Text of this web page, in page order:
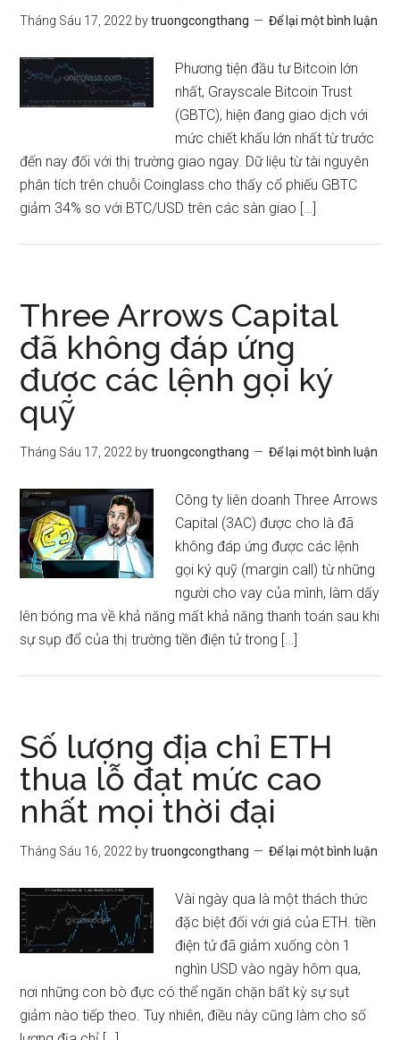
Tháng Sáu 17, 2022 bytruongcongthang Để lại một bình luận
Phương tiện đầu tư Bitcoin lớn
nhất, Grayscale Bitcoin Trust
(GBTC), hiện đang giao dịch với
mức chiết khấu lớn nhất từ ​​trước
đến nay đối với thị trường giao ngay. Dữ liệu từ tài nguyên
phân tích trên chuỗi Coinglass cho thấy cổ phiếu GBTC
giảm 34% so với BTC/USD trên các sàn giao […]
Three Arrows Capital
đã không đáp ứng
được các lệnh gọi ký
quỹ
Tháng Sáu 17, 2022 bytruongcongthang Để lại một bình luận
Công ty liên doanh Three Arrows
Capital (3AC) được cho là đã
không đáp ứng được các lệnh
gọi ký quỹ (margin call) từ những
người cho vay của mình, làm dấy
lên bóng ma về khả năng mất khả năng thanh toán sau khi
sự sụp đổ của thị trường tiền điện tử trong […]
Số lượng địa chỉ ETH
thua lỗ đạt mức cao
nhất mọi thời đại
Tháng Sáu 16, 2022 bytruongcongthang Để lại một bình luận
Vài ngày qua là một thách thức
đặc biệt đối với giá của ETH. tiền
điện tử đã giảm xuống còn 1
nghìn USD vào ngày hôm qua,
nơi những con bò đực có thể ngăn chặn bất kỳ sự sụt
giảm nào tiếp theo. Tuy nhiên, điều này cũng làm cho số